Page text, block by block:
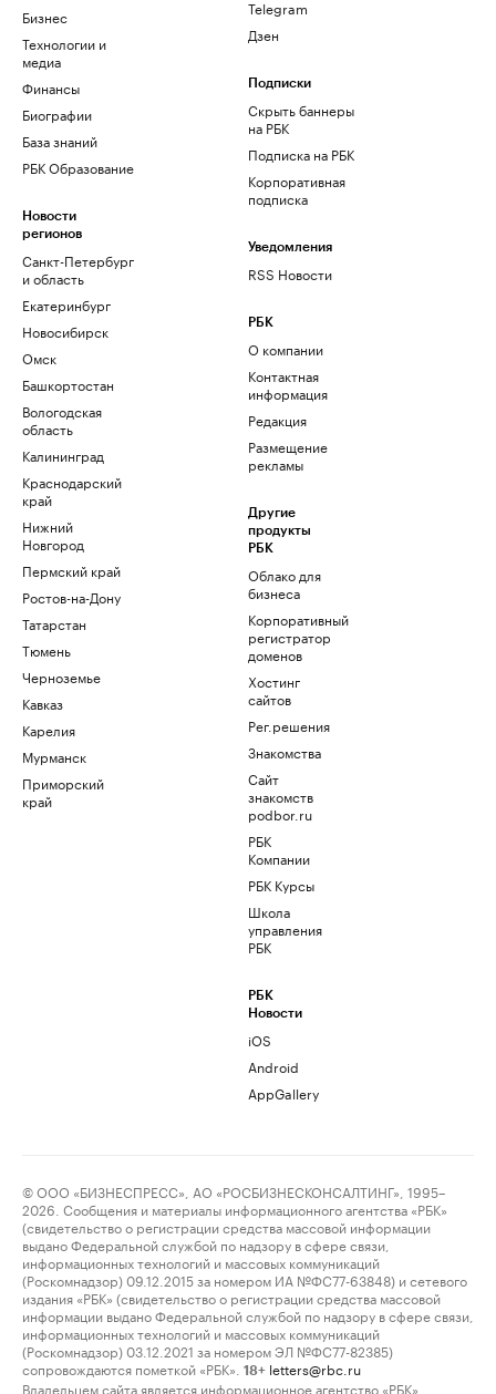
Бизнес
Технологии и
медиа
Финансы
Биографии
База знаний
РБК Образование
Новости
регионов
Санкт-Петербург
и область
Екатеринбург
Новосибирск
Омск
Башкортостан
Вологодская
область
Калининград
Краснодарский
край
Нижний
Новгород
Пермский край
Ростов-на-Дону
Татарстан
Тюмень
Черноземье
Кавказ
Карелия
Мурманск
Приморский
край
Telegram
Дзен
Подписки
Скрыть баннеры
на РБК
Подписка на РБК
Корпоративная
подписка
Уведомления
RSS Новости
РБК
О компании
Контактная
информация
Редакция
Размещение
рекламы
Другие
продукты
РБК
Облако для
бизнеса
Корпоративный
регистратор
доменов
Хостинг
сайтов
Рег.решения
Знакомства
Сайт
знакомств
podbor.ru
РБК
Компании
РБК Курсы
Школа
управления
РБК
РБК
Новости
iOS
Android
AppGallery
© ООО «БИЗНЕСПРЕСС», АО «РОСБИЗНЕСКОНСАЛТИНГ», 1995–
2026. Сообщения и материалы информационного агентства «РБК»
(свидетельство о регистрации средства массовой информации
выдано Федеральной службой по надзору в сфере связи,
информационных технологий и массовых коммуникаций
(Роскомнадзор) 09.12.2015 за номером ИА №ФС77-63848) и сетевого
издания «РБК» (свидетельство о регистрации средства массовой
информации выдано Федеральной службой по надзору в сфере связи,
информационных технологий и массовых коммуникаций
(Роскомнадзор) 03.12.2021 за номером ЭЛ №ФС77-82385)
сопровождаются пометкой «РБК».
18+ letters@rbc.ru
Владельцем сайта является информационное агентство «РБК».